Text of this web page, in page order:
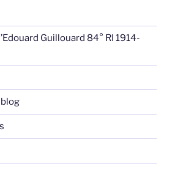
Guillouard 84° RI 1914-